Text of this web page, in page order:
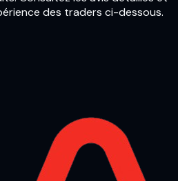
des traders ci-dessous.